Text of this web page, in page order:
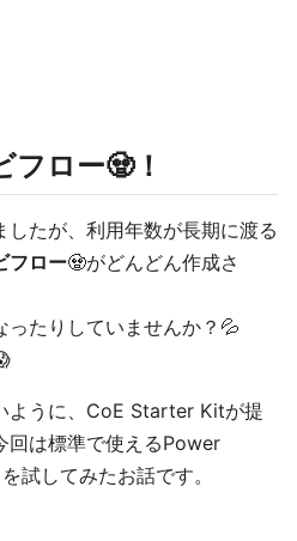
ロー🧟！
たが、利用年数が長期に渡る
フロー🧟がどんどん作成さ
たりしていませんか？💦
ように、CoE Starter Kitが提
回は標準で使えるPower
試してみたお話です。